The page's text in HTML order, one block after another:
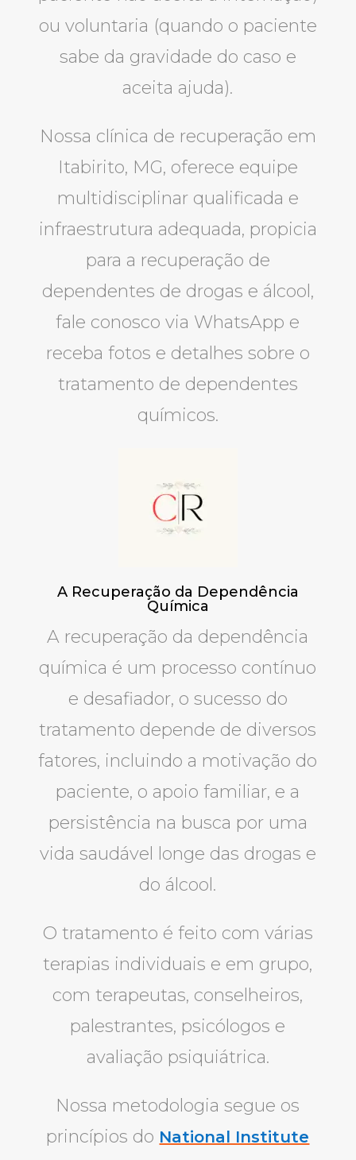
ou voluntaria (quando o paciente
sabe da gravidade do caso e
aceita ajuda).
Nossa clínica de recuperação em
Itabirito, MG, oferece equipe
multidisciplinar qualificada e
infraestrutura adequada, propicia
para a recuperação de
dependentes de drogas e álcool,
fale conosco via WhatsApp e
receba fotos e detalhes sobre o
tratamento de dependentes
químicos.
A Recuperação da Dependência
Química
A recuperação da dependência
química é um processo contínuo
e desafiador, o sucesso do
tratamento depende de diversos
fatores, incluindo a motivação do
paciente, o apoio familiar, e a
persistência na busca por uma
vida saudável longe das drogas e
do álcool.
O tratamento é feito com várias
terapias individuais e em grupo,
com terapeutas, conselheiros,
palestrantes, psicólogos e
avaliação psiquiátrica.
Nossa metodologia segue os
princípios do National Institute